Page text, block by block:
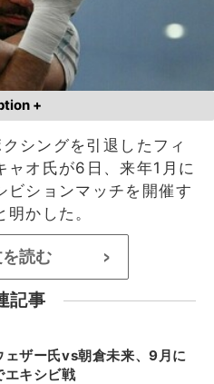
+
シングを引退したフィ
ャオ氏が6日、来年1月に
ビションマッチを開催す
かした。
読む >
記事
ェザー氏vs朝倉未来、9月に
エキシビ戦